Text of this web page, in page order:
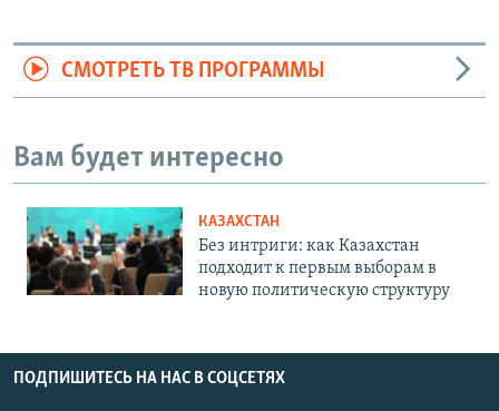
СМОТРЕТЬ ТВ ПРОГРАММЫ
Вам будет интересно
КАЗАХСТАН
Без интриги: как Казахстан
подходит к первым выборам в
новую политическую структуру
ПОДПИШИТЕСЬ НА НАС В СОЦСЕТЯХ